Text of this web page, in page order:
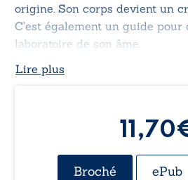
origine. Son corps devient un
C’est également un guide
laboratoire de son âme.
Lire plus
11,70
Broché ePub